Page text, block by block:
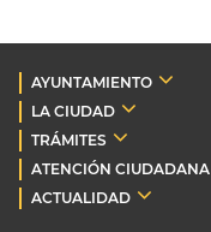
AYUNTAMIENTO
LA CIUDAD
TRÁMITES
ATENCIÓN CIUDADANA
ACTUALIDAD